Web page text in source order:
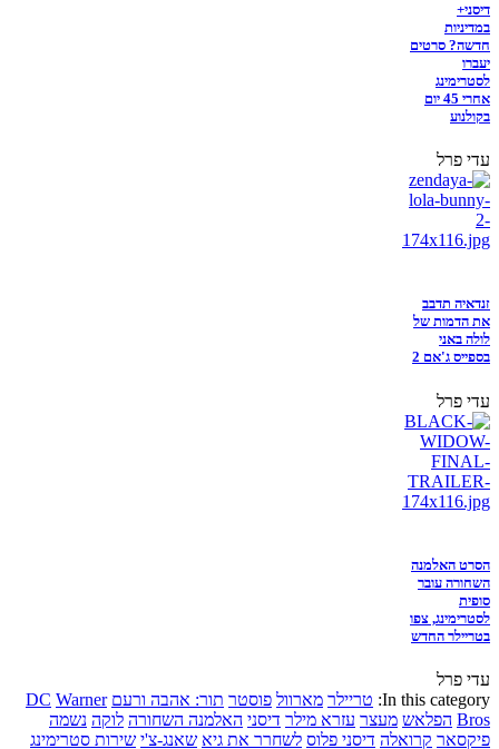
דיסני+
במדיניות
חדשה? סרטים
יעברו
לסטרימינג
אחרי 45 יום
בקולנוע
עדי פרל
זנדאיה תדבב
את הדמות של
לולה באני
בספייס ג'אם 2
עדי פרל
הסרט האלמנה
השחורה עובר
סופית
לסטרימינג, צפו
בטריילר החדש
עדי פרל
In this category: טריילר מארוול פוסטר תור: אהבה ורעם DC Warner
Bros הפלאש מעצר עזרא מילר דיסני האלמנה השחורה לוקה נשמה
פיקסאר קרואלה דיסני פלוס לשחרר את גיא שאנג-צ'י שירות סטרימינג